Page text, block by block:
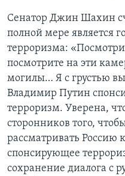
Сенатор Джин Шахин
полной мере является
терроризма:
посмотрите на эти
могилы… Я с грустью
Владимир Путин
терроризм. Уверена,
сторонников того,
рассматривать Россию
спонсирующее
сохранение диалога с